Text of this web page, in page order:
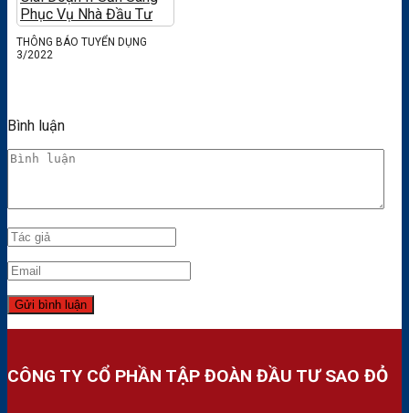
THÔNG BÁO TUYỂN DỤNG
3/2022
Bình luận
CÔNG TY CỔ PHẦN TẬP ĐOÀN ĐẦU TƯ SAO ĐỎ